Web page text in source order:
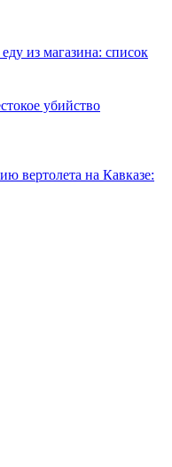
из магазина: список
убийство
вертолета на Кавказе: